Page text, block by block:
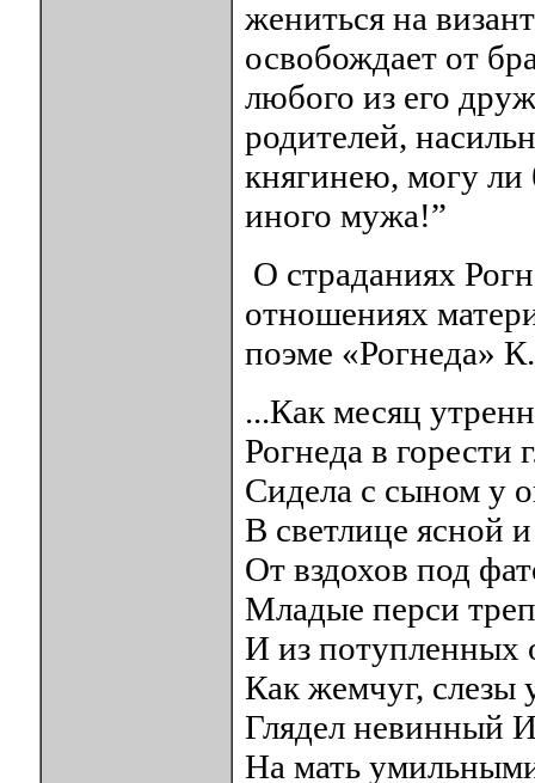
жениться на
освобождает от
любого из его
родителей,
княгинею, могу ли
иного мужа!”
О страданиях
отношениях
поэме «Рогнеда»
...Как месяц
Рогнеда в горести
Сидела с сыном у
В светлице ясной
От вздохов под
Младые перси
И из потупленных
Как жемчуг, слезы
Глядел невинный
На мать